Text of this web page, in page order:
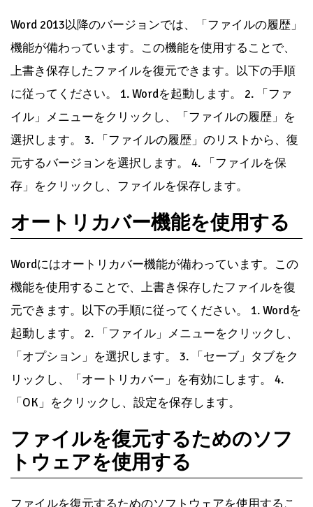
Word 2013以降のバージョンでは、「ファイルの履歴」
機能が備わっています。この機能を使用することで、
上書き保存したファイルを復元できます。以下の手順
に従ってください。 1. Wordを起動します。 2. 「ファ
イル」メニューをクリックし、「ファイルの履歴」を
選択します。 3. 「ファイルの履歴」のリストから、復
元するバージョンを選択します。 4. 「ファイルを保
存」をクリックし、ファイルを保存します。
オートリカバー機能を使用する
Wordにはオートリカバー機能が備わっています。この
機能を使用することで、上書き保存したファイルを復
元できます。以下の手順に従ってください。 1. Wordを
起動します。 2. 「ファイル」メニューをクリックし、
「オプション」を選択します。 3. 「セーブ」タブをク
リックし、「オートリカバー」を有効にします。 4.
「OK」をクリックし、設定を保存します。
ファイルを復元するためのソフ
トウェアを使用する
ファイルを復元するためのソフトウェアを使用するこ